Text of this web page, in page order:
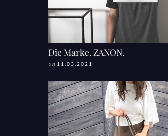
Die Marke. ZANON.
on 11.03.2021